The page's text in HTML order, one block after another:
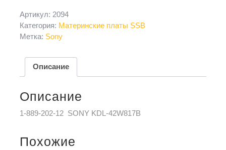
Артикул: 2094
Категория: Материнские платы SSB
Метка: Sony
Описание
Описание
1-889-202-12 SONY KDL-42W817B
Похожие